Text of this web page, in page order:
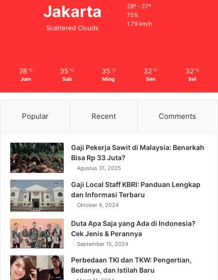
Jakarta
Scattered Clouds
28º - 27º
75%
1.79 km/h
28 ℃
Jum
35 ℃
Sab
35 ℃
Ming
32 ℃
Sen
32 ℃
Sel
Popular Recent Comments
Gaji Pekerja Sawit di Malaysia: Benarkah
Bisa Rp 33 Juta?
Agustus 31, 2025
Gaji Local Staff KBRI: Panduan Lengkap
dan Informasi Terbaru
Oktober 4, 2024
Duta Apa Saja yang Ada di Indonesia?
Cek Jenis & Perannya
September 15, 2024
Perbedaan TKI dan TKW: Pengertian,
Bedanya, dan Istilah Baru